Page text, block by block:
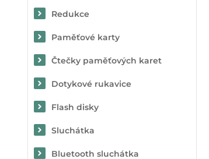
Redukce
Paměťové karty
Čtečky paměťových karet
Dotykové rukavice
Flash disky
Sluchátka
Bluetooth sluchátka